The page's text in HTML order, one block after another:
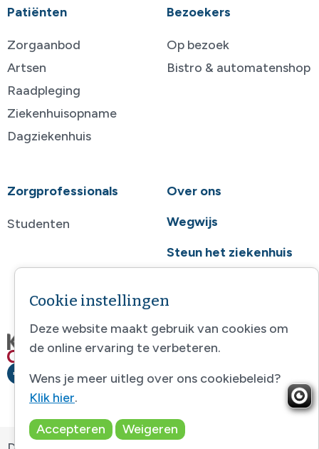
Patiënten
Zorgaanbod
Artsen
Raadpleging
Ziekenhuisopname
Dagziekenhuis
Bezoekers
Op bezoek
Bistro & automatenshop
Zorgprofessionals
Studenten
Over ons
Wegwijs
Steun het ziekenhuis
Cookie instellingen
Deze website maakt gebruik van cookies om
de online ervaring te verbeteren.
Wens je meer uitleg over ons cookiebeleid?
Klik hier.
Accepteren
Weigeren